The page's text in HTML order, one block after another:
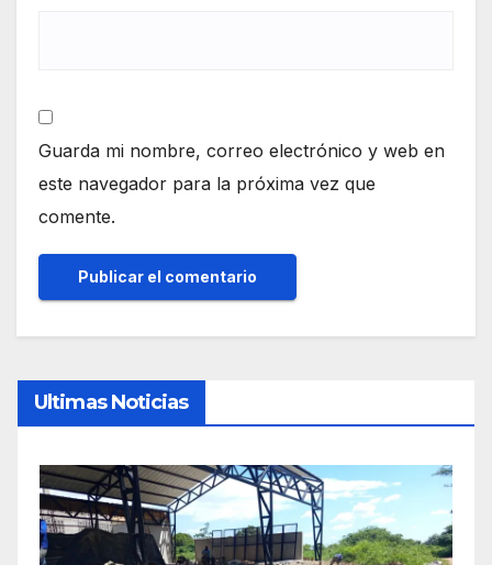
Guarda mi nombre, correo electrónico y web en
este navegador para la próxima vez que
comente.
Ultimas Noticias